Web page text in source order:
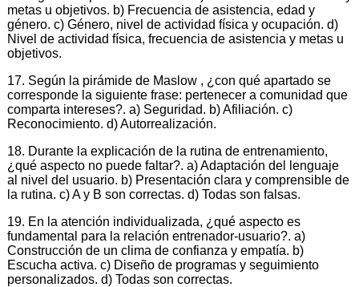
metas u objetivos. b) Frecuencia de asistencia, edad y
género. c) Género, nivel de actividad física y ocupación. d)
Nivel de actividad física, frecuencia de asistencia y metas u
objetivos.
17. Según la pirámide de Maslow , ¿con qué apartado se
corresponde la siguiente frase: pertenecer a comunidad que
comparta intereses?. a) Seguridad. b) Afiliación. c)
Reconocimiento. d) Autorrealización.
18. Durante la explicación de la rutina de entrenamiento,
¿qué aspecto no puede faltar?. a) Adaptación del lenguaje
al nivel del usuario. b) Presentación clara y comprensible de
la rutina. c) A y B son correctas. d) Todas son falsas.
19. En la atención individualizada, ¿qué aspecto es
fundamental para la relación entrenador-usuario?. a)
Construcción de un clima de confianza y empatía. b)
Escucha activa. c) Diseño de programas y seguimiento
personalizados. d) Todas son correctas.